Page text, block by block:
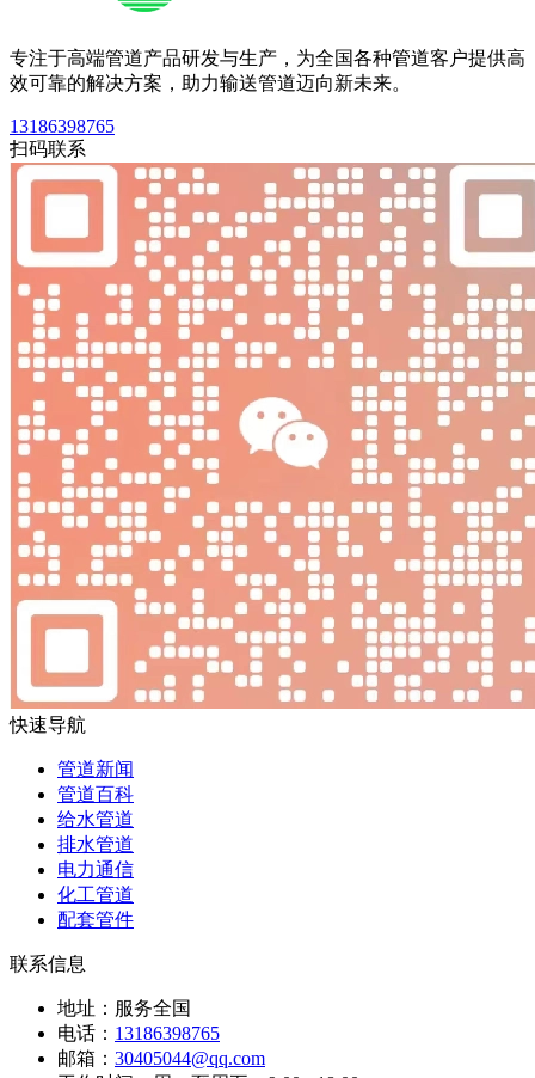
专注于高端管道产品研发与生产，为全国各种管道客户提供高
效可靠的解决方案，助力输送管道迈向新未来。
13186398765
扫码联系
快速导航
管道新闻
管道百科
给水管道
排水管道
电力通信
化工管道
配套管件
联系信息
地址：服务全国
电话： 13186398765
邮箱： 30405044@qq.com